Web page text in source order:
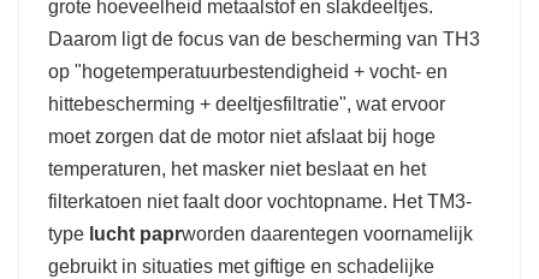
grote hoeveelheid metaalstof en slakdeeltjes.
Daarom ligt de focus van de bescherming van TH3
op "hogetemperatuurbestendigheid + vocht- en
hittebescherming + deeltjesfiltratie", wat ervoor
moet zorgen dat de motor niet afslaat bij hoge
temperaturen, het masker niet beslaat en het
filterkatoen niet faalt door vochtopname. Het TM3-
type lucht paprworden daarentegen voornamelijk
gebruikt in situaties met giftige en schadelijke